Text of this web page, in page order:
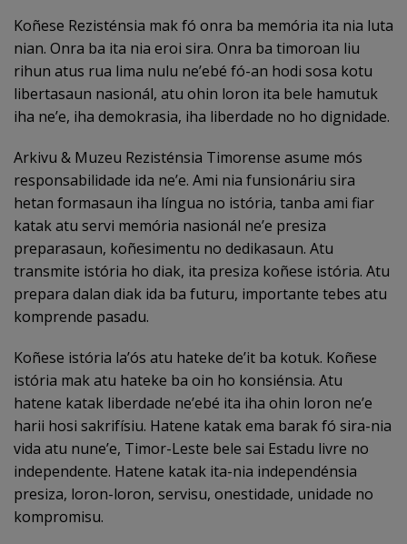
Koñese Rezisténsia mak fó onra ba memória ita nia luta
nian. Onra ba ita nia eroi sira. Onra ba timoroan liu
rihun atus rua lima nulu ne’ebé fó-an hodi sosa kotu
libertasaun nasionál, atu ohin loron ita bele hamutuk
iha ne’e, iha demokrasia, iha liberdade no ho dignidade.
Arkivu & Muzeu Rezisténsia Timorense asume mós
responsabilidade ida ne’e. Ami nia funsionáriu sira
hetan formasaun iha língua no istória, tanba ami fiar
katak atu servi memória nasionál ne’e presiza
preparasaun, koñesimentu no dedikasaun. Atu
transmite istória ho diak, ita presiza koñese istória. Atu
prepara dalan diak ida ba futuru, importante tebes atu
komprende pasadu.
Koñese istória la’ós atu hateke de’it ba kotuk. Koñese
istória mak atu hateke ba oin ho konsiénsia. Atu
hatene katak liberdade ne’ebé ita iha ohin loron ne’e
harii hosi sakrifísiu. Hatene katak ema barak fó sira-nia
vida atu nune’e, Timor-Leste bele sai Estadu livre no
independente. Hatene katak ita-nia independénsia
presiza, loron-loron, servisu, onestidade, unidade no
kompromisu.